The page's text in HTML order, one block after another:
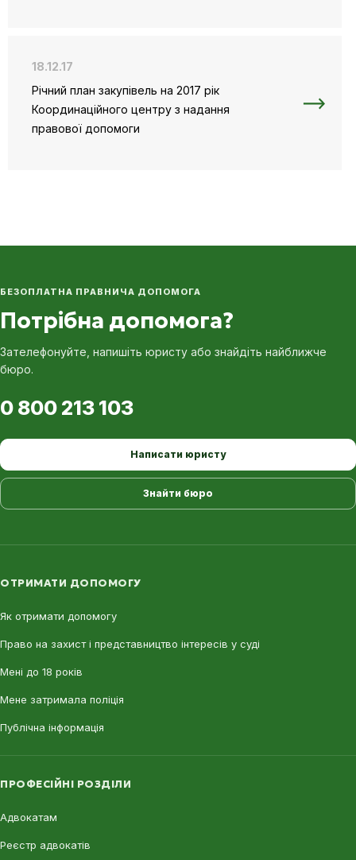
18.12.17
Річний план закупівель на 2017 рік
Координаційного центру з надання
правової допомоги
БЕЗОПЛАТНА ПРАВНИЧА ДОПОМОГА
Потрібна допомога?
Зателефонуйте, напишіть юристу або знайдіть найближче
бюро.
0 800 213 103
Написати юристу
Знайти бюро
ОТРИМАТИ ДОПОМОГУ
Як отримати допомогу
Право на захист і представництво інтересів у суді
Мені до 18 років
Мене затримала поліція
Публічна інформація
ПРОФЕСІЙНІ РОЗДІЛИ
Адвокатам
Реєстр адвокатів